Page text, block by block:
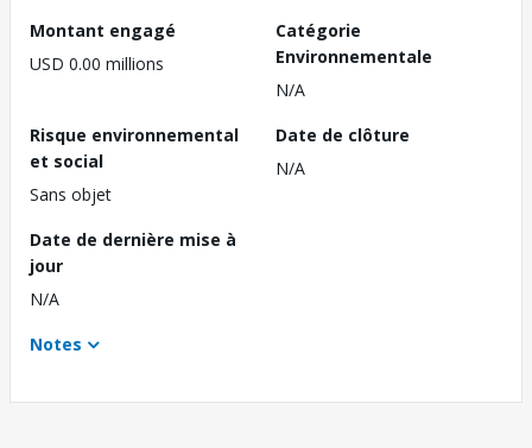
Montant engagé
USD 0.00 millions
Catégorie
Environnementale
N/A
Risque environnemental
et social
Sans objet
Date de clôture
N/A
Date de dernière mise à
jour
N/A
Notes